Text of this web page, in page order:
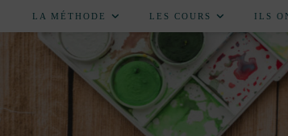
LA MÉTHODE LES COURS ILS